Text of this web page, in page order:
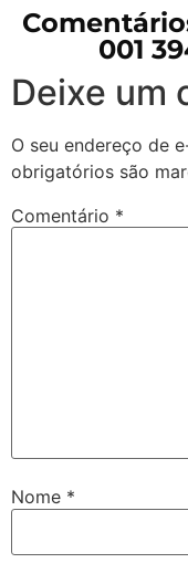
001
Deixe um
O seu endereço de
obrigatórios são
Comentário *
Nome *